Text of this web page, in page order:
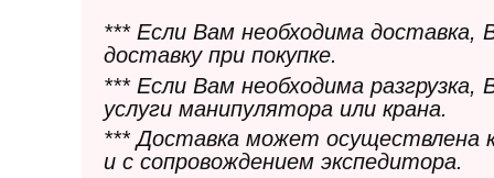
*** Если Вам необходима
доставку при покупке.
*** Если Вам необходима
услуги манипулятора или крана.
*** Доставка может осуществлена
и с сопровождением экспедитора.